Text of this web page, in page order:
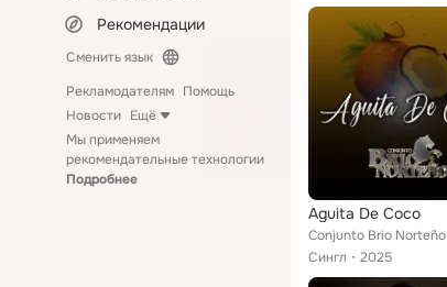
Рекомендации
Сменить язык
Рекламодателям Помощь
Новости Ещё
Мы применяем
рекомендательные технологии
Подробнее
Aguita De Coco
Conjunto Brio Norteño
Сингл
2025